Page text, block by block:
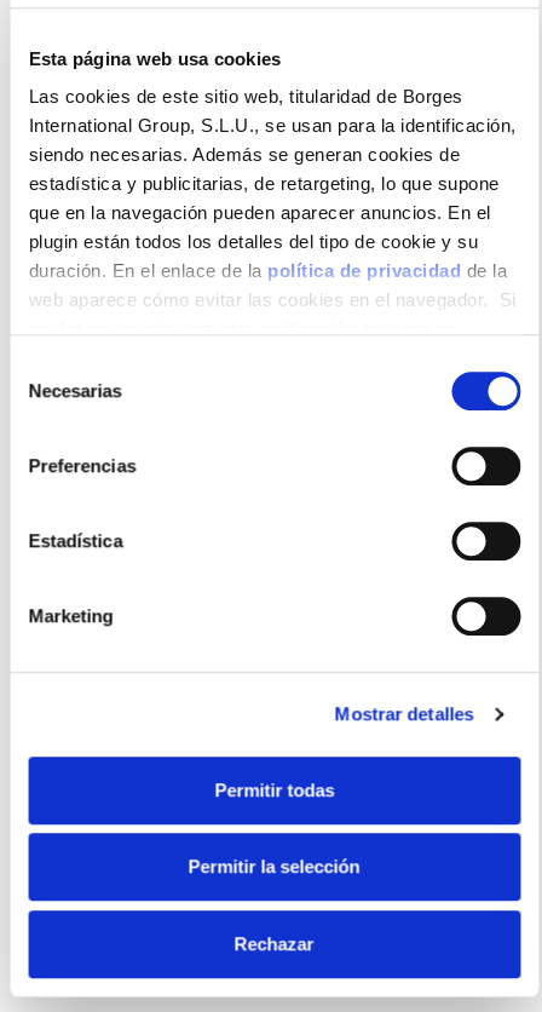
Esta página web usa cookies
Las cookies de este sitio web, titularidad de Borges
International Group, S.L.U., se usan para la identificación,
siendo necesarias. Además se generan cookies de
estadística y publicitarias, de retargeting, lo que supone
que en la navegación pueden aparecer anuncios. En el
plugin están todos los detalles del tipo de cookie y su
duración. En el enlace de la política de privacidad de la
web aparece cómo evitar las cookies en el navegador. Si
habiendo aceptado las cookies de analytics, Google
permite conocer algunos hábitos de navegación que no le
Necesarias
Preferencias
Estadística
Marketing
Mostrar detalles
Permitir todas
Permitir la selección
Rechazar
Nuez en grano Borges de la gama Eco Natura.
Procedentes de agricultura ecológica, preservando
los nutrientes y beneficios naturales de cada
producto y respetando el medio ambiente al mismo
tiempo.
Formatos disponibles
100gr
Usos recomendados